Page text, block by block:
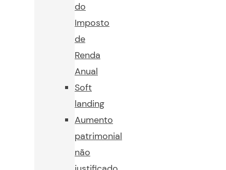
do
Imposto
de
Renda
Anual
Soft
landing
Aumento
patrimonial
não